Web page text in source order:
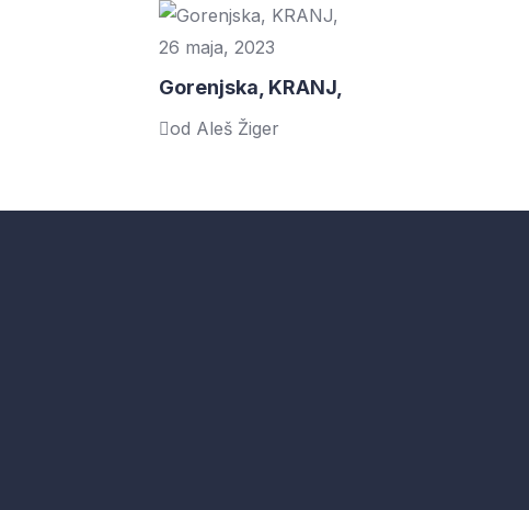
26 maja, 2023
Gorenjska, KRANJ,
od Aleš Žiger